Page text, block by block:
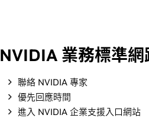
NVIDIA 業務標準
聯絡 NVIDIA 專家
優先回應時間
進入 NVIDIA 企業支援入口網站